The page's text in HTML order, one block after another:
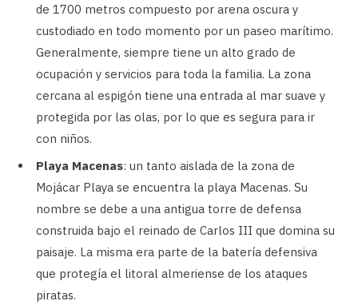
de 1700 metros compuesto por arena oscura y
custodiado en todo momento por un paseo marítimo.
Generalmente, siempre tiene un alto grado de
ocupación y servicios para toda la familia. La zona
cercana al espigón tiene una entrada al mar suave y
protegida por las olas, por lo que es segura para ir
con niños.
Playa Macenas: un tanto aislada de la zona de
Mojácar Playa se encuentra la playa Macenas. Su
nombre se debe a una antigua torre de defensa
construida bajo el reinado de Carlos III que domina su
paisaje. La misma era parte de la batería defensiva
que protegía el litoral almeriense de los ataques
piratas.